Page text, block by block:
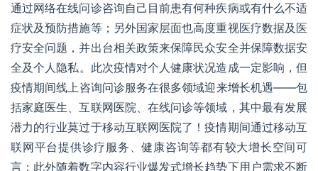
通过网络在线问诊咨询自己目前患有何种疾病或有什么不适
症状及预防措施等；另外国家层面也高度重视医疗数据及医
疗安全问题，并出台相关政策来保障民众安全并保障数据安
全及个人隐私。此次疫情对个人健康状况造成一定影响，但
疫情期间线上咨询问诊服务在很多领域迎来增长机遇――包
括家庭医生、互联网医院、在线问诊等领域，其中最有发展
潜力的行业莫过于移动互联网医院了！疫情期间通过移动互
联网平台提供诊疗服务、健康咨询等都有较大增长空间可
言；此外随着数字内容行业爆发式增长趋势下用户需求不断